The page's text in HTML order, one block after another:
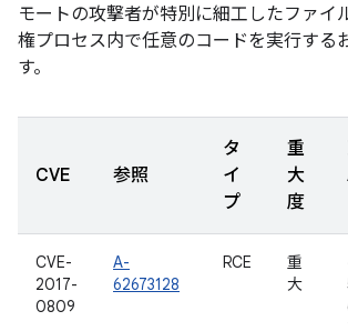
モートの攻撃者が特別に細工したファイ
権プロセス内で任意のコードを実行する
す。
CVE 参照
タ
イ
プ
重
大
度
CVE-
2017-
0809
A-
62673128
RCE
重
大